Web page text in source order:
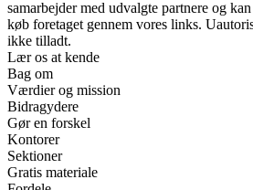
samarbejder med udvalgte partnere og
køb foretaget gennem vores links.
ikke tilladt.
Lær os at kende
Bag om
Værdier og mission
Bidragydere
Gør en forskel
Kontorer
Sektioner
Gratis materiale